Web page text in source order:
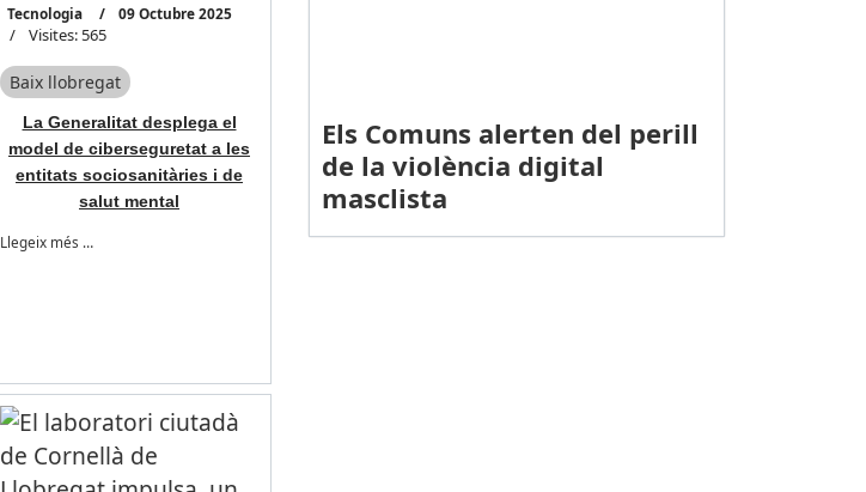
Tecnologia 09 Octubre 2025
Visites: 565
Baix llobregat
La Generalitat desplega el
model de ciberseguretat a les
entitats sociosanitàries i de
salut mental
Llegeix més …
Els Comuns alerten del perill
de la violència digital
masclista